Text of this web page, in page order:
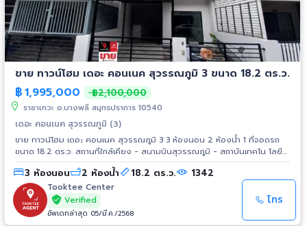
ขาย ทาวน์โฮม เดอะ คอนเนค สุวรรณภูมิ 3 ขนาด 18.2 ตร.ว.
฿1,995,000 ฿2,100,000
ราชาเทวะ อ.บางพลี สมุทรปราการ 10540
เดอะ คอนเนค สุวรรณภูมิ (3)
ขาย ทาวน์โฮม เดอะ คอนเนค สุวรรณภูมิ 3 3 ห้องนอน 2 ห้องน้ำ 1 ที่จอดรถ
ขนาด 18.2 ตร.ว. สถานที่ใกล้เคียง - สนามบินสุวรรณภูมิ - สถาบันเทคโน โลยี
พระจอมเกล้าฯ ลาดกระบัง - เดอะพาซิโอ มอลล์ ลาดกระบัง - ม.รามคำแหง
บางนา - รพ.จุฬารัตน์ 1 - เมกา บางนา
3 ห้องนอน 2 ห้องน้ำ 18.2 ตร.ว. 1342
Tooktee Center
Verified
อัพเดทล่าสุด 05/มี.ค./2568
โทร